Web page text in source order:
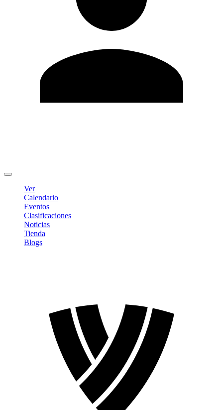
Ver
Calendario
Eventos
Clasificaciones
Noticias
Tienda
Blogs